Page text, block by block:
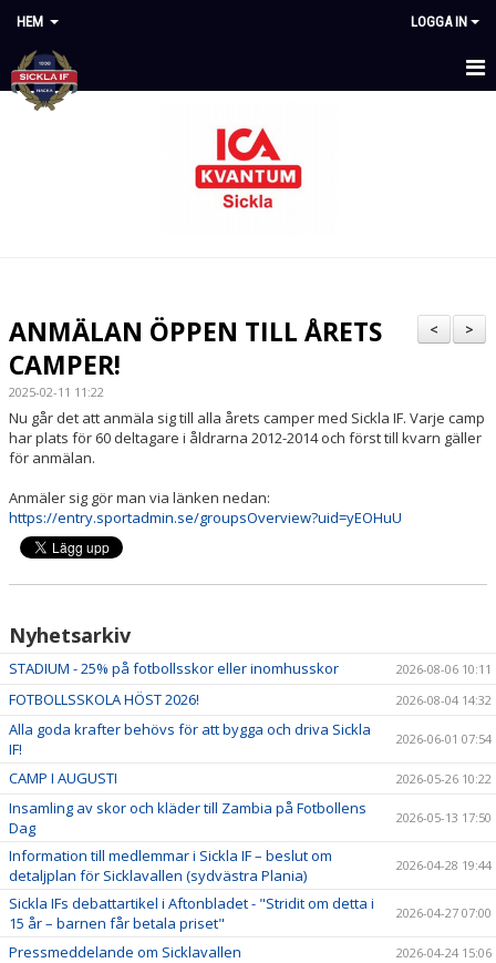
HEM LOGGA IN
STARTSIDA
KONTAKT
STYRDOKUMENT
AVGIFTER
FÖRSÄKRING
FÖRENINGSKLÄDER
SICKLA IF YTTRANDE SAMRÅD
>
<
ANMÄLAN ÖPPEN TILL ÅRETS
CAMPER!
2025-02-11 11:22
Nu går det att anmäla sig till alla årets camper med Sickla IF. Varje camp
har plats för 60 deltagare i åldrarna 2012-2014 och först till kvarn gäller
för anmälan.
Anmäler sig gör man via länken nedan:
https://entry.sportadmin.se/groupsOverview?uid=yEOHuU
Nyhetsarkiv
STADIUM - 25% på fotbollsskor eller inomhusskor 2026-08-06 10:11
FOTBOLLSSKOLA HÖST 2026! 2026-08-04 14:32
Alla goda krafter behövs för att bygga och driva Sickla
IF!
2026-06-01 07:54
CAMP I AUGUSTI 2026-05-26 10:22
Insamling av skor och kläder till Zambia på Fotbollens
Dag
2026-05-13 17:50
Information till medlemmar i Sickla IF – beslut om
detaljplan för Sicklavallen (sydvästra Plania)
2026-04-28 19:44
Sickla IFs debattartikel i Aftonbladet - "Stridit om detta i
15 år – barnen får betala priset"
2026-04-27 07:00
Pressmeddelande om Sicklavallen 2026-04-24 15:06